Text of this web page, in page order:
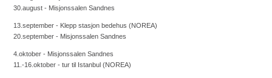
30.august - Misjonssalen Sandnes
13.september - Klepp stasjon bedehus (NOREA)
20.september - Misjonssalen Sandnes
4.oktober - Misjonssalen Sandnes
11.-16.oktober - tur til Istanbul (NOREA)